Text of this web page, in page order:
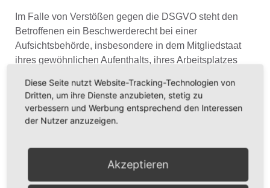
Im Falle von Verstößen gegen die DSGVO steht den
Betroffenen ein Beschwerderecht bei einer
Aufsichtsbehörde, insbesondere in dem Mitgliedstaat
ihres gewöhnlichen Aufenthalts, ihres Arbeitsplatzes
Beschwerderecht besteht unbeschadet anderweitiger
verwaltungsrechtlicher oder gerichtlicher Rechtsbehelfe.
Recht auf Daten­übertrag­barkeit
Einwilligung oder in Erfüllung eines Vertrags
automatisiert verarbeiten, an sich oder an einen Dritten
Diese Seite nutzt Website-Tracking-Technologien von
Dritten, um ihre Dienste anzubieten, stetig zu
verbessern und Werbung entsprechend den Interessen
der Nutzer anzuzeigen.
Akzeptieren